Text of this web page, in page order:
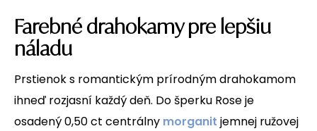
Farebné drahokamy pre lepšiu
náladu
Prstienok s romantickým prírodným drahokamom
ihneď rozjasní každý deň. Do šperku Rose je
osadený 0,50 ct centrálny morganit jemnej ružovej